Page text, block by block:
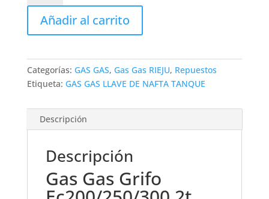
NAFTA
GAS
GAS
300/250
2017
cantidad
Añadir al carrito
Categorías: GAS GAS, Gas Gas RIEJU, Repuestos
Etiqueta: GAS GAS LLAVE DE NAFTA TANQUE
Descripción
Descripción
Gas Gas Grifo